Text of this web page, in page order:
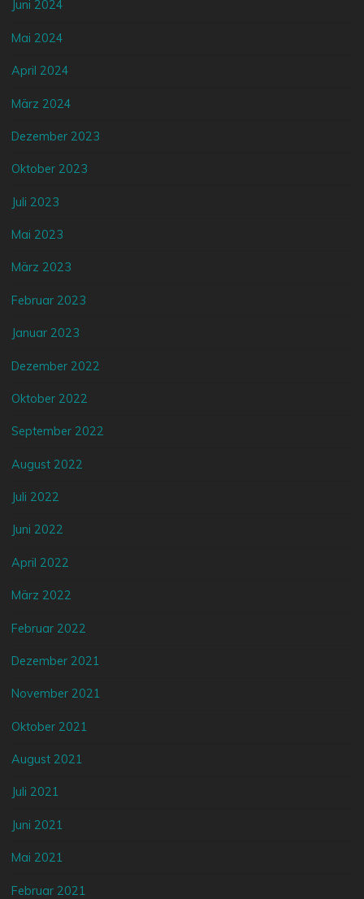
Juni 2024
Mai 2024
April 2024
März 2024
Dezember 2023
Oktober 2023
Juli 2023
Mai 2023
März 2023
Februar 2023
Januar 2023
Dezember 2022
Oktober 2022
September 2022
August 2022
Juli 2022
Juni 2022
April 2022
März 2022
Februar 2022
Dezember 2021
November 2021
Oktober 2021
August 2021
Juli 2021
Juni 2021
Mai 2021
Februar 2021